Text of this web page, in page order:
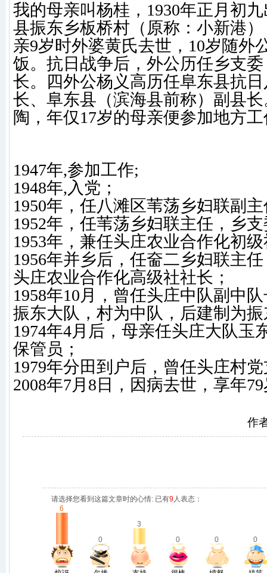
我的母亲叫杨桂，1930年正月初
县振东乡板桥村（原称：小新港
亲9岁时外婆黄氏去世，10岁随外
饭。抗日战争后，外公历任乡支
长。四外公杨义高历任阜东县抗
长、阜东县（滨海县前称）副县
陶，年仅17岁的母亲便参加地方
1947年,参加工作;
1948年,入党；
1950年，任八滩区苇荡乡妇联副
1952年，任苇荡乡妇联主任，乡
1953年，兼任头庄农业合作化初
1956年并乡后，任奤二乡妇联主
头庄农业合作化高级社社长；
1958年10月，曾任头庄中队副中
振东大队，村为中队，后建制为
1974年4月后，母亲任头庄大队玉
保管员；
1979年分田到户后，曾任头庄村
2008年7月8日，因病去世，享年
作
请选择您看到这篇文章时的心情: 已有9人表态：
6
0
3
0
0 0